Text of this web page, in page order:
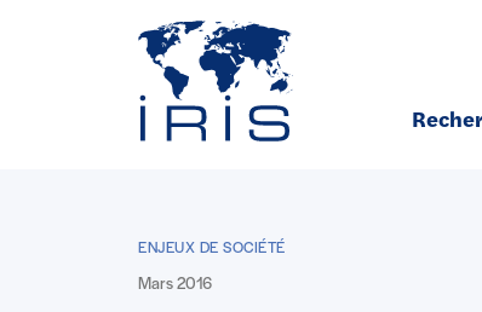
ENJEUX DE SOCIÉTÉ
Mars 2016